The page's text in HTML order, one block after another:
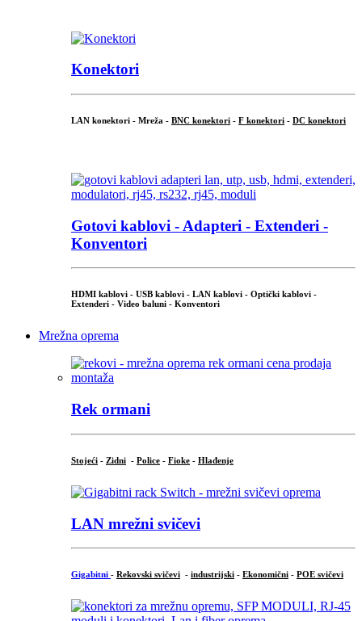
Konektori
LAN konektori - Mreža - BNC konektori - F konektori - DC konektori
Gotovi kablovi - Adapteri - Extenderi -
Konventori
HDMI kablovi - USB kablovi - LAN kablovi - Optički kablovi -
Extenderi - Video baluni - Konventori
Mrežna oprema
Rek ormani
Stojeći - Zidni - Police - Fioke - Hlađenje
LAN mrežni svičevi
Gigabitni - Rekovski svičevi - industrijski - Ekonomični - POE svičevi